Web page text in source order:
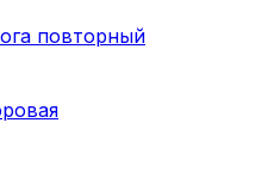
повторный